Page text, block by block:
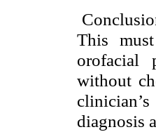
This
orofacial
without
diagnosis